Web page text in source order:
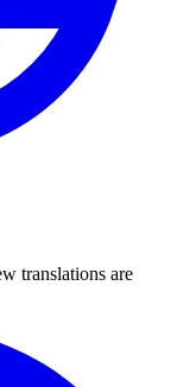
translations are